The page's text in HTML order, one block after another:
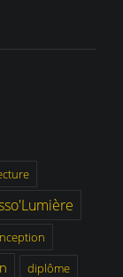
diplôme